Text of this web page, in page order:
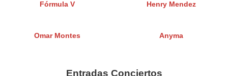
Fórmula V Henry Mendez
Omar Montes Anyma
Entradas Conciertos